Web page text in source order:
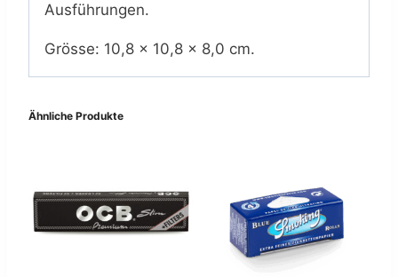
Ausführungen.
Grösse: 10,8 × 10,8 × 8,0 cm.
Ähnliche Produkte